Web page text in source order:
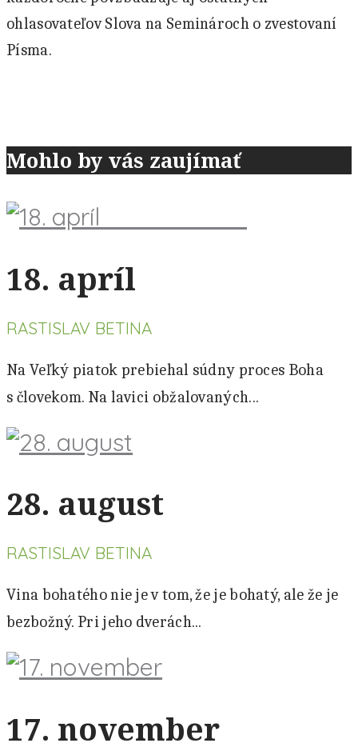
ohlasovateľov Slova na Seminároch o zvestovaní
Písma.
Mohlo by vás zaujímať
18. apríl
RASTISLAV BETINA
Na Veľký piatok prebiehal súdny proces Boha
s človekom. Na lavici obžalovaných...
28. august
RASTISLAV BETINA
Vina bohatého nie je v tom, že je bohatý, ale že je
bezbožný. Pri jeho dverách...
17. november